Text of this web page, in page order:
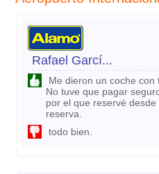
Rafael Garcí...
Me dieron un coche con
No tuve que pagar
por el que reservé
reserva.
todo bien.